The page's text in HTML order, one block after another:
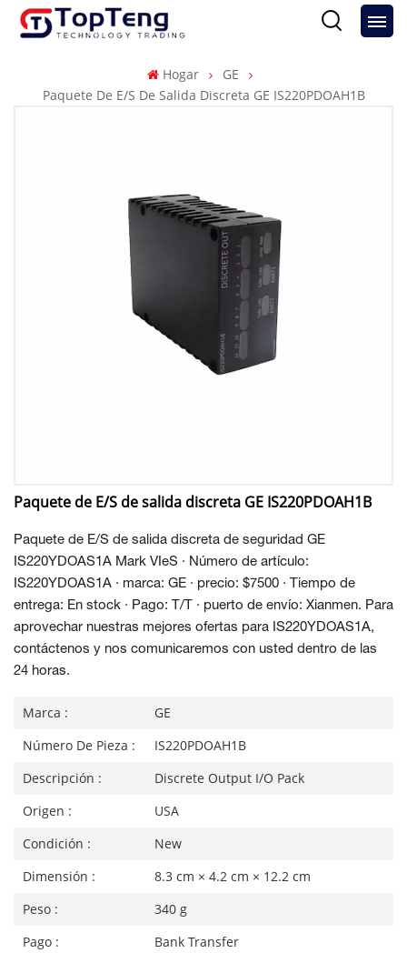
Hogar
GE
Paquete De E/S De Salida Discreta GE IS220PDOAH1B
Paquete de E/S de salida discreta GE IS220PDOAH1B
Paquete de E/S de salida discreta de seguridad GE
IS220YDOAS1A Mark VIeS · Número de artículo:
IS220YDOAS1A · marca: GE · precio: $7500 · Tiempo de
entrega: En stock · Pago: T/T · puerto de envío: Xianmen. Para
aprovechar nuestras mejores ofertas para IS220YDOAS1A,
contáctenos y nos comunicaremos con usted dentro de las
24 horas.
Marca :
GE
Número De Pieza :
IS220PDOAH1B
Descripción :
Discrete Output I/O Pack
Origen :
USA
Condición :
New
Dimensión :
8.3 cm × 4.2 cm × 12.2 cm
Peso :
340 g
Pago :
Bank Transfer